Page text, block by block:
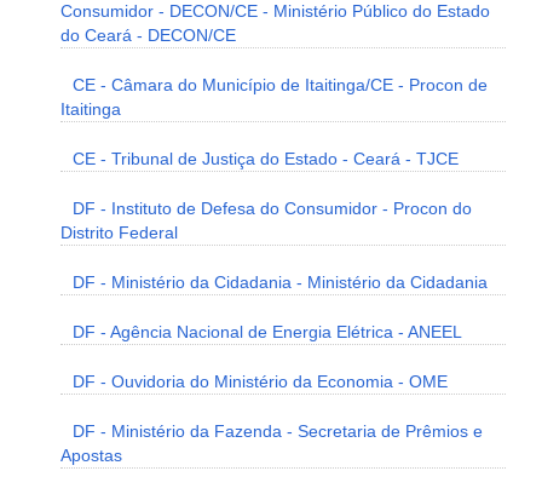
Consumidor - DECON/CE - Ministério Público do Estado
do Ceará - DECON/CE
CE - Câmara do Município de Itaitinga/CE - Procon de
Itaitinga
CE - Tribunal de Justiça do Estado - Ceará - TJCE
DF - Instituto de Defesa do Consumidor - Procon do
Distrito Federal
DF - Ministério da Cidadania - Ministério da Cidadania
DF - Agência Nacional de Energia Elétrica - ANEEL
DF - Ouvidoria do Ministério da Economia - OME
DF - Ministério da Fazenda - Secretaria de Prêmios e
Apostas